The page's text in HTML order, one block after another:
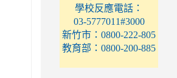
學校反應電話：
03-5777011#3000
新竹市：0800-222-805
教育部：0800-200-885